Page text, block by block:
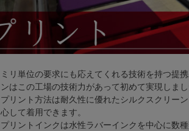
ミリ単位の要求にも応えてくれる技術を持つ提
ンはこの工場の技術力があって初めて実現しまし
プリント方法は耐久性に優れたシルクスクリーン
心して着用できます。
プリントインクは水性ラバーインクを中心に数